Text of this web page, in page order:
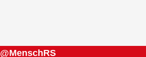
@MenschRS